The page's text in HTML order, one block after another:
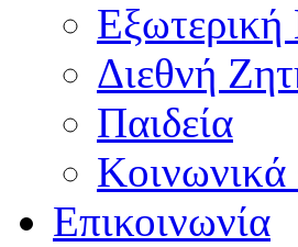
Εξωτερική
Διεθνή
Παιδεία
Επικοινωνία